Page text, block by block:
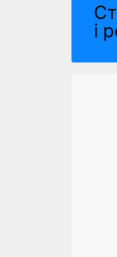
і